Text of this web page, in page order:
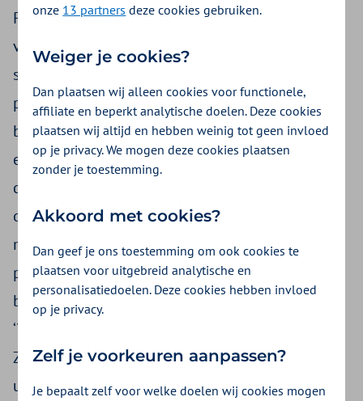
Philadelphia en Zilveren Kruis Zorgkantoor
verenigen krachten in de strategische
samenwerking ‘Verderkijkers’. Doel van het
partnerschap is mensen met een verstandelijke
beperking te ondersteunen om zoveel mogelijk
een betekenisvol eigen leven te leiden. Nu en in
de toekomst. Ondanks dat steeds meer mensen
ondersteuning nodig hebben en er steeds
minder zorgverleners zijn, willen zij met dit
partnerschap ervoor zorgen dat die goede zorg
beschikbaar blijft voor wie dat nodig heeft. Als
‘Verderkijkers’ anticiperen Zilveren Kruis
Zorgkantoor en Philadelphia samen op de
uitdagingen van de toekomst. Door het leveren
onze 13 partners deze cookies gebruiken.
Weiger je cookies?
Dan plaatsen wij alleen cookies voor functionele,
affiliate en beperkt analytische doelen. Deze cookies
plaatsen wij altijd en hebben weinig tot geen invloed
op je privacy. We mogen deze cookies plaatsen
zonder je toestemming.
Akkoord met cookies?
Dan geef je ons toestemming om ook cookies te
plaatsen voor uitgebreid analytische en
personalisatiedoelen. Deze cookies hebben invloed
op je privacy.
Zelf je voorkeuren aanpassen?
Je bepaalt zelf voor welke doelen wij cookies mogen